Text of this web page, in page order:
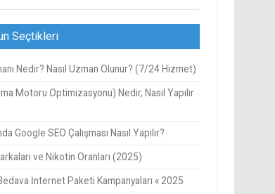
Seçtikleri
Nedir? Nasıl Uzman Olunur? (7/24 Hizmet)
Motoru Optimizasyonu) Nedir, Nasıl Yapılır
Google SEO Çalışması Nasıl Yapılır?
ve Nikotin Oranları (2025)
İnternet Paketi Kampanyaları « 2025